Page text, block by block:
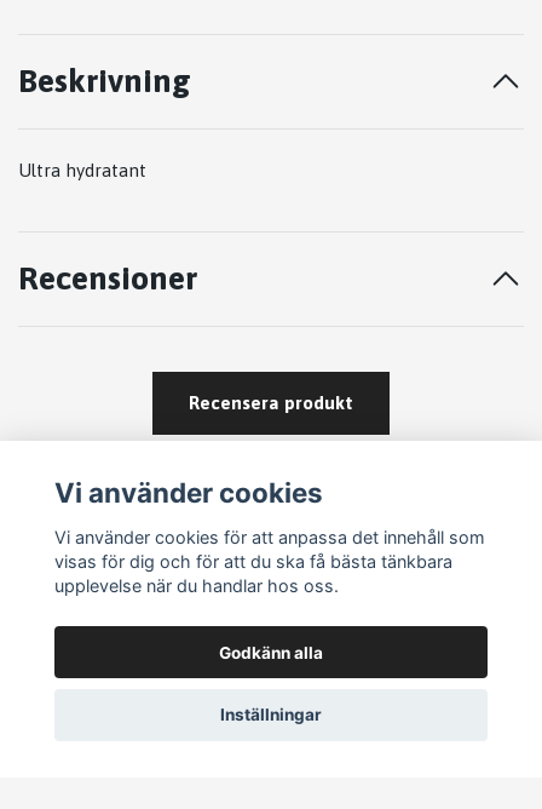
Beskrivning
Ultra hydratant
Recensioner
Recensera produkt
Om köp och returer
Vi använder cookies
Vi använder cookies för att anpassa det innehåll som
visas för dig och för att du ska få bästa tänkbara
upplevelse när du handlar hos oss.
Godkänn alla
Inställningar